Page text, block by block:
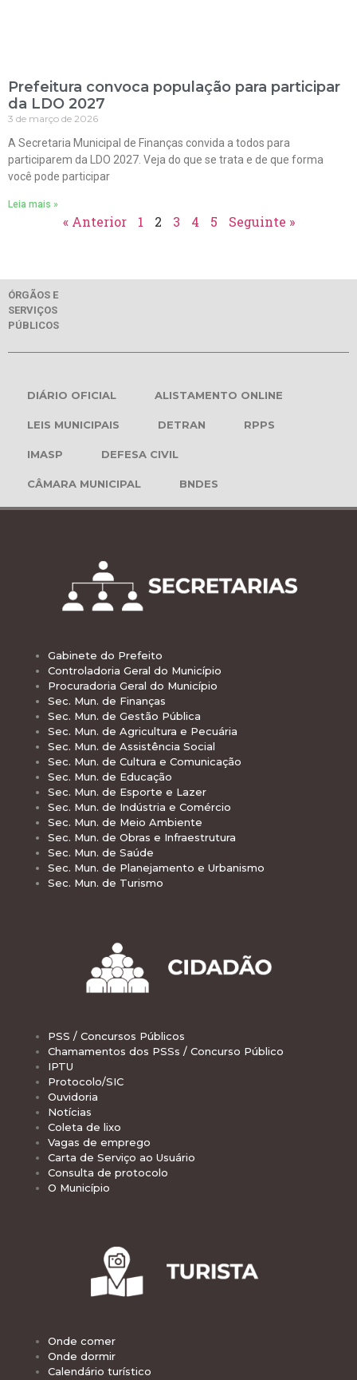
Prefeitura convoca população para participar
da LDO 2027
3 de março de 2026
A Secretaria Municipal de Finanças convida a todos para
participarem da LDO 2027. Veja do que se trata e de que forma
você pode participar
Leia mais »
« Anterior 1 2 3 4 5 Seguinte »
ÓRGÃOS E
SERVIÇOS
PÚBLICOS
DIÁRIO OFICIAL ALISTAMENTO ONLINE
LEIS MUNICIPAIS DETRAN RPPS
IMASP DEFESA CIVIL
CÂMARA MUNICIPAL BNDES
Gabinete do Prefeito
Controladoria Geral do Município
Procuradoria Geral do Município
Sec. Mun. de Finanças
Sec. Mun. de Gestão Pública
Sec. Mun. de Agricultura e Pecuária
Sec. Mun. de Assistência Social
Sec. Mun. de Cultura e Comunicação
Sec. Mun. de Educação
Sec. Mun. de Esporte e Lazer
Sec. Mun. de Indústria e Comércio
Sec. Mun. de Meio Ambiente
Sec. Mun. de Obras e Infraestrutura
Sec. Mun. de Saúde
Sec. Mun. de Planejamento e Urbanismo
Sec. Mun. de Turismo
PSS / Concursos Públicos
Chamamentos dos PSSs / Concurso Público
IPTU
Protocolo/SIC
Ouvidoria
Notícias
Coleta de lixo
Vagas de emprego
Carta de Serviço ao Usuário
Consulta de protocolo
O Município
Onde comer
Onde dormir
Calendário turístico